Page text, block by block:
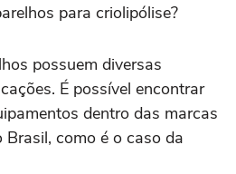
para criolipólise?
possuem diversas
É possível encontrar
dentro das marcas
como é o caso da